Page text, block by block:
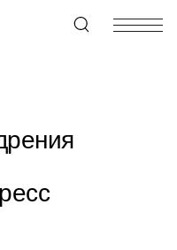
+7 (495) 967-80-80